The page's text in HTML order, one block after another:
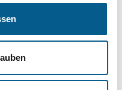
Engagement